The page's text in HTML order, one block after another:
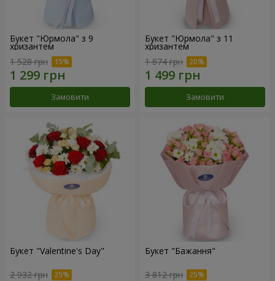
Букет "Юрмола" з 9
хризантем
1 528 грн
Замовити
Букет "Юрмола" з 11
хризантем
1 874 грн
Замовити
Букет "Valentine's Day"
2 932 грн
Букет "Бажання"
3 812 грн